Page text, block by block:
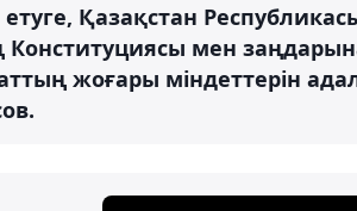
Қазақстан
Конституциясы мен
жоғары міндеттерін